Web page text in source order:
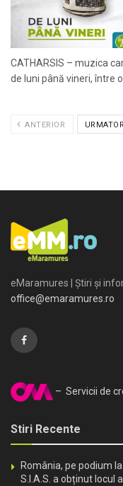
CATHARSIS – muzica
de luni până vineri, între
ANTERIOR
eMaramures | Știri și
office@emaramures.ro
– Servicii de
Stiri Recente
România, pe podium
S.I.A.S. a obținut locul